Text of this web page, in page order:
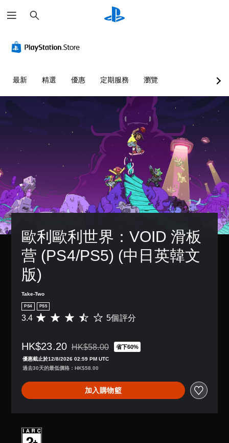
尋
最新 精選 優惠 定期服務 瀏覽
歐利歐利世界：VOID 滑板
营 (PS4/PS5) (中日英韓文
版)
Take-Two
PS4 PS5
平
分
為
3
4
顆
星
分
3.4 5個評分
HK$23.20 折扣前原價為HK$58.00
HK$58.00 省下60%
優惠截止於12/8/2026 02:59 PM UTC
過去30天的最低價格：HK$58.00
加入購物籃